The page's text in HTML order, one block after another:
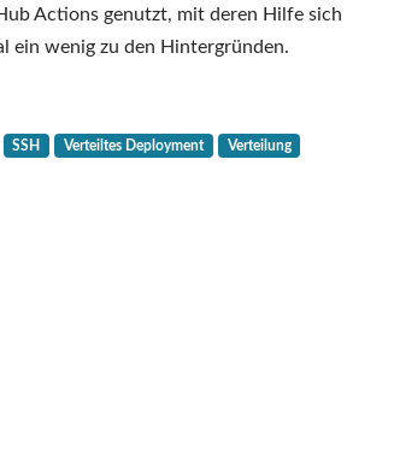
Git
und
Actions genutzt, mit deren Hilfe sich
ein wenig zu den Hintergründen.
SSH Verteiltes Deployment Verteilung